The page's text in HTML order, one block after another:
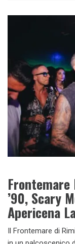
’90, Scary
Apericena
Il Frontemare di